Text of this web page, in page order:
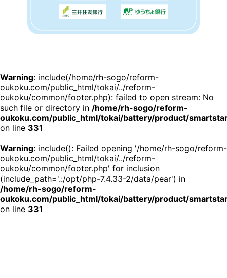
Warning: include(/home/rh-sogo/reform-
oukoku.com/public_html/tokai/../reform-
oukoku/common/footer.php): failed to open stream: No
such file or directory in /home/rh-sogo/reform-
oukoku.com/public_html/tokai/battery/product/
on line 331
Warning: include(): Failed opening '/home/rh-sogo/reform-
oukoku.com/public_html/tokai/../reform-
oukoku/common/footer.php' for inclusion
(include_path='.:/opt/php-7.4.33-2/data/pear') in
/home/rh-sogo/reform-
oukoku.com/public_html/tokai/battery/product/
on line 331